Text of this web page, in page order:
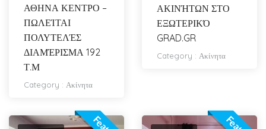
ΑΘΗΝΑ ΚΕΝΤΡΟ –
ΠΩΛΕΊΤΑΙ
ΠΟΛΥΤΕΛΈΣ
ΔΙΑΜΈΡΙΣΜΑ 192
Τ.Μ
Category : Ακίνητα
ΑΚΙΝΉΤΩΝ ΣΤΟ
ΕΞΩΤΕΡΙΚΌ
GRAD.GR
Category : Ακίνητα